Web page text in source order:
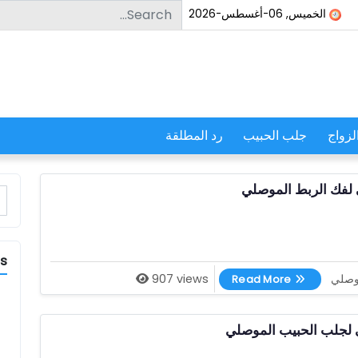
الخميس, 06-أغسطس-2026 Search for:
جلب الحبيب رد المطلقة
الربط الموصلي
907 views Read More
اقوى شيخ روحاني لفك الربط الموصلي
لجلب الحبيب الموصلي